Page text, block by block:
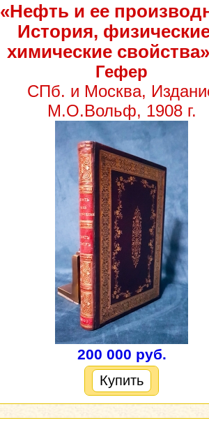
«Нефть и ее
История,
химические свойства»
Гефер
СПб. и Москва,
М.О.Вольф, 1908 г.
200 000 руб.
Купить